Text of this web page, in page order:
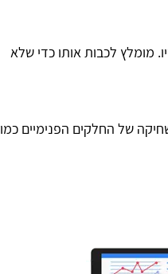
מומלץ לכבות אותו כדי שלא
של החלקים הפנימיים כמו